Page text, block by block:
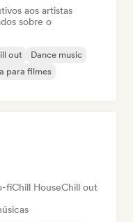
aos artistas
sobre o
out
Dance music
para filmes
fiChill HouseChill out